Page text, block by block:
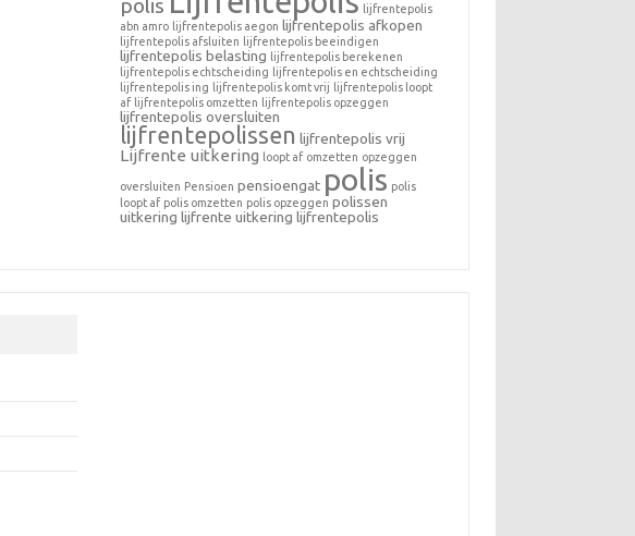
polis
lijfrentepolis
abn amro lijfrentepolis aegon lijfrentepolis afkopen
lijfrentepolis afsluiten lijfrentepolis beeindigen
lijfrentepolis belasting lijfrentepolis berekenen
lijfrentepolis echtscheiding lijfrentepolis en echtscheiding
lijfrentepolis ing lijfrentepolis komt vrij lijfrentepolis loopt
af lijfrentepolis omzetten lijfrentepolis opzeggen
lijfrentepolis oversluiten
lijfrentepolissen lijfrentepolis vrij
Lijfrente uitkering loopt af omzetten opzeggen
oversluiten Pensioen pensioengat polis polis
loopt af polis omzetten polis opzeggen polissen
uitkering lijfrente uitkering lijfrentepolis